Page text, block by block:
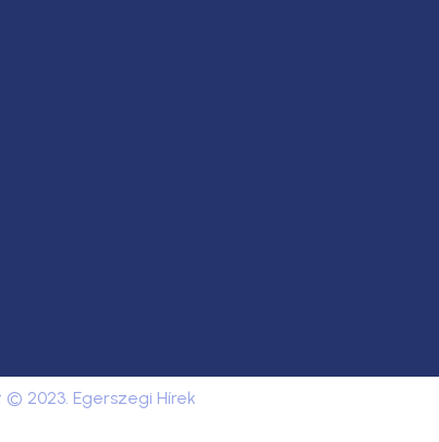
© 2023. Egerszegi Hírek